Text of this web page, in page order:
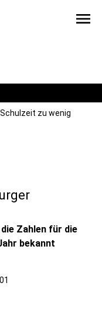
menu
zu wenig
Zahlen für die
bekannt